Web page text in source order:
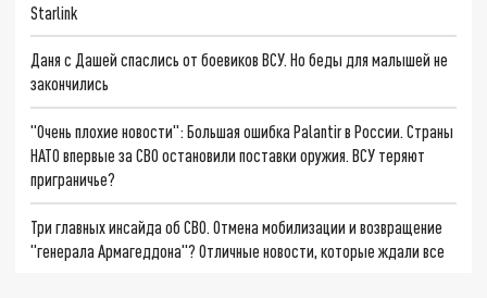
Starlink
Даня с Дашей спаслись от боевиков ВСУ. Но беды для малышей не
закончились
"Очень плохие новости": Большая ошибка Palantir в России. Страны
НАТО впервые за СВО остановили поставки оружия. ВСУ теряют
приграничье?
Три главных инсайда об СВО. Отмена мобилизации и возвращение
"генерала Армагеддона"? Отличные новости, которые ждали все